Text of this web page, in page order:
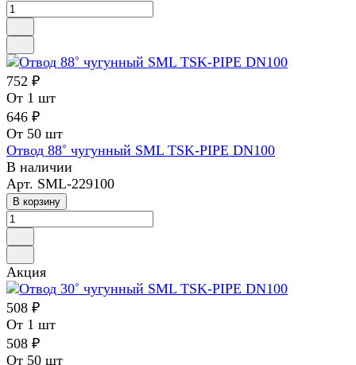
752 ₽
От 1 шт
646 ₽
От 50 шт
Отвод 88˚ чугунный SML TSK-PIPE DN100
В наличии
Арт. SML-229100
В корзину
Акция
508 ₽
От 1 шт
508 ₽
От 50 шт